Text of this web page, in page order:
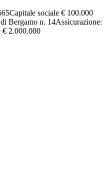
Capitale sociale € 100.000
Bergamo n. 14Assicurazione:
2.000.000